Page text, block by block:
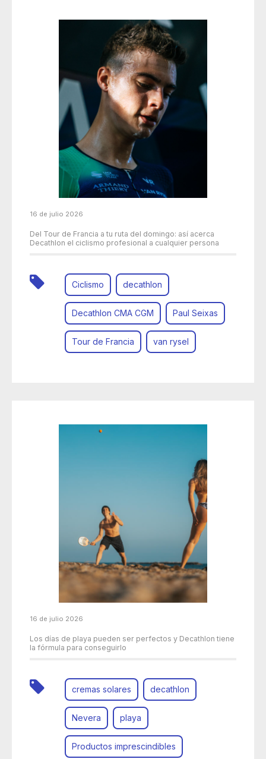
16 de julio 2026
Del Tour de Francia a tu ruta del domingo: así acerca
Decathlon el ciclismo profesional a cualquier persona
Ciclismo decathlon
Decathlon CMA CGM Paul Seixas
Tour de Francia van rysel
16 de julio 2026
Los días de playa pueden ser perfectos y Decathlon tiene
la fórmula para conseguirlo
cremas solares decathlon
Nevera playa
Productos imprescindibles